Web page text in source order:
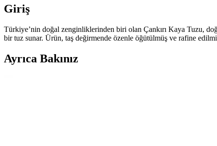
Giriş
Türkiye’nin doğal zenginliklerinden biri olan Çankırı Kaya Tuzu,
bir tuz sunar. Ürün, taş değirmende özenle öğütülmüş ve rafine
Ayrıca Bakınız